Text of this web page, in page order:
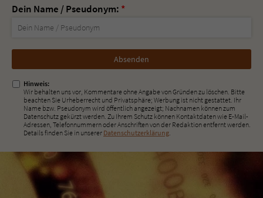
Dein Name / Pseudonym: *
Nicht
ausfüllen!
Hinweis:
Wir behalten uns vor, Kommentare ohne Angabe von Gründen zu löschen. Bitte
beachten Sie Urheberrecht und Privatsphäre; Werbung ist nicht gestattet. Ihr
Name bzw. Pseudonym wird öffentlich angezeigt; Nachnamen können zum
Datenschutz gekürzt werden. Zu Ihrem Schutz können Kontaktdaten wie E-Mail-
Adressen, Telefonnummern oder Anschriften von der Redaktion entfernt werden.
Details finden Sie in unserer Datenschutzerklärung.